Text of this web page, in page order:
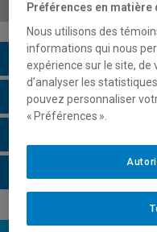
Description du cours
Horaire - Été 2026
Préférences en matière
Nous utilisons des
informations qui nous
expérience sur le site, de
d’analyser les
pouvez personnaliser
« Préférences ».